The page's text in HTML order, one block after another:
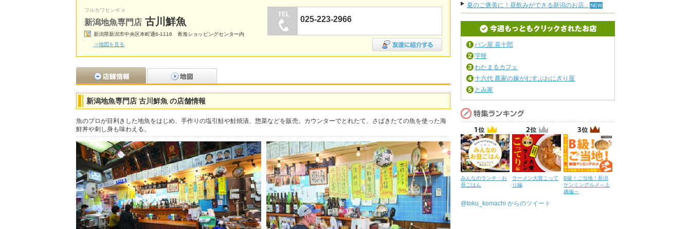
フルカワセンギョ
新潟地魚専門店 古川鮮魚
新潟県新潟市中央区本町通6-1116 青海ショッピングセンター内
⇒地図を見る
025-223-2966
新潟地魚専門店 古川鮮魚 の店舗情報
魚のプロが目利きした地魚をはじめ、手作りの塩引鮭や鮭焼漬、惣菜などを販売。カウンターでとれたて、さばきたての魚を使った海
鮮丼や刺し身も味わえる。
夏のご褒美に！昼飲みができる新潟のお店...
パン屋 喜十郎
宇呀
わたまるカフェ
十六代 農家の嫁がむすぶおにぎり屋
とみ家
みんなのランチ・お
昼ごはん
ラーメン大賞こって
り編
B級！ご当地！新潟
ケンミングルメ～上
越編～
@toku_komachi からのツイート